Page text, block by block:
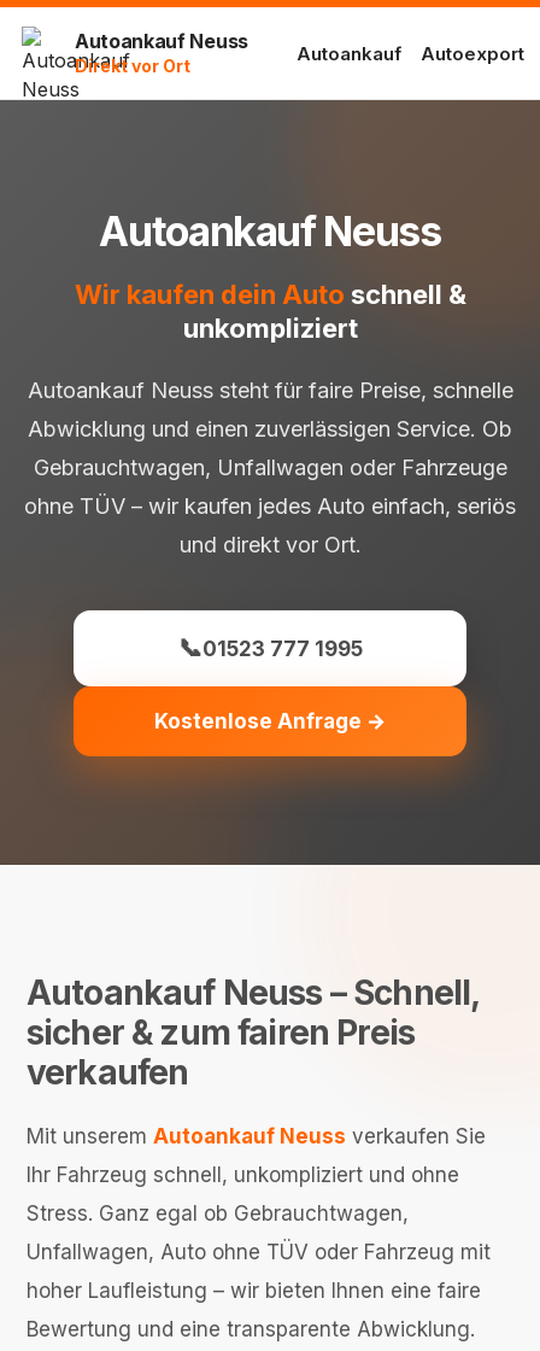
Autoankauf Neuss
Direkt vor Ort
Autoankauf Autoexport
Autoankauf Neuss
Wir kaufen dein Auto schnell &
unkompliziert
Autoankauf Neuss steht für faire Preise, schnelle
Abwicklung und einen zuverlässigen Service. Ob
Gebrauchtwagen, Unfallwagen oder Fahrzeuge
ohne TÜV – wir kaufen jedes Auto einfach, seriös
und direkt vor Ort.
📞01523 777 1995
Kostenlose Anfrage →
Autoankauf Neuss – Schnell,
sicher & zum fairen Preis
verkaufen
Mit unserem Autoankauf Neuss verkaufen Sie
Ihr Fahrzeug schnell, unkompliziert und ohne
Stress. Ganz egal ob Gebrauchtwagen,
Unfallwagen, Auto ohne TÜV oder Fahrzeug mit
hoher Laufleistung – wir bieten Ihnen eine faire
Bewertung und eine transparente Abwicklung.